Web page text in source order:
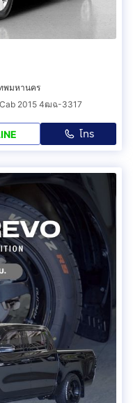
ทพมหานคร
Cab 2015 4ฒฉ-3317
โทร